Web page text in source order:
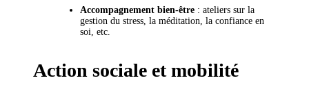
Accompagnement bien-être : ateliers sur la
gestion du stress, la méditation, la confiance en
soi, etc.
Action sociale et mobilité